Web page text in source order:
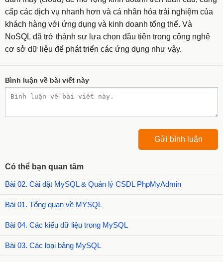
cấp các dịch vụ nhanh hơn và cá nhân hóa trải nghiệm của
khách hàng với ứng dụng và kinh doanh tổng thể. Và
NoSQL đã trở thành sự lựa chọn đầu tiên trong công nghệ
cơ sở dữ liệu để phát triển các ứng dụng như vậy.
Bình luận về bài viết này
Có thể bạn quan tâm
Bài 02. Cài đặt MySQL & Quản lý CSDL PhpMyAdmin
Bài 01. Tổng quan về MYSQL
Bài 04. Các kiểu dữ liệu trong MySQL
Bài 03. Các loại bảng MySQL